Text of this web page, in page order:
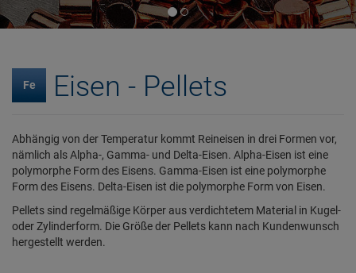
Fe Eisen - Pellets
Abhängig von der Temperatur kommt Reineisen in drei Formen vor,
nämlich als Alpha-, Gamma- und Delta-Eisen. Alpha-Eisen ist eine
polymorphe Form des Eisens. Gamma-Eisen ist eine polymorphe
Form des Eisens. Delta-Eisen ist die polymorphe Form von Eisen.
Pellets sind regelmäßige Körper aus verdichtetem Material in Kugel-
oder Zylinderform. Die Größe der Pellets kann nach Kundenwunsch
hergestellt werden.